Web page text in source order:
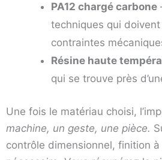
PA12 chargé carbone
techniques qui
contraintes
Résine haute
qui se trouve près
Une fois le matériau choisi,
machine, un geste, une pièce.
contrôle dimensionnel, finition à